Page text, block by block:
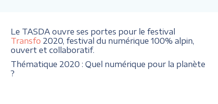
Le TASDA ouvre ses portes pour le festival
Transfo 2020, festival du numérique 100% alpin,
ouvert et collaboratif.
Thématique 2020 : Quel numérique pour la planète
?